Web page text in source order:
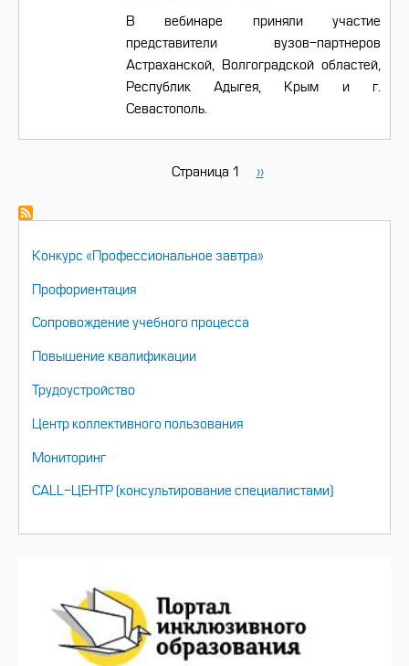
В вебинаре приняли участие
представители вузов-партнеров
Астраханской, Волгоградской областей,
Республик Адыгея, Крым и г.
Севастополь.
страниц
Страница 1
Следующая
››
Конкурс «Профессиональное завтра»
Профориентация
Сопровождение учебного процесса
Повышение квалификации
Трудоустройство
Центр коллективного пользования
Мониторинг
CALL-ЦЕНТР (консультирование специалистами)